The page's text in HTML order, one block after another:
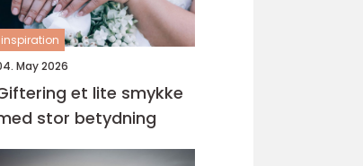
inspiration
May 2026
et lite smykke
stor betydning